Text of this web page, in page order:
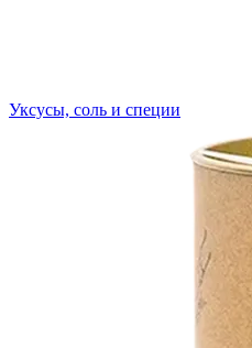
Уксусы, соль и специи